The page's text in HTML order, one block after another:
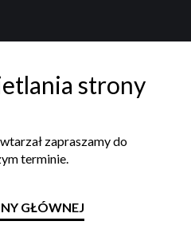
strony
zapraszamy do
terminie.
GŁÓWNEJ